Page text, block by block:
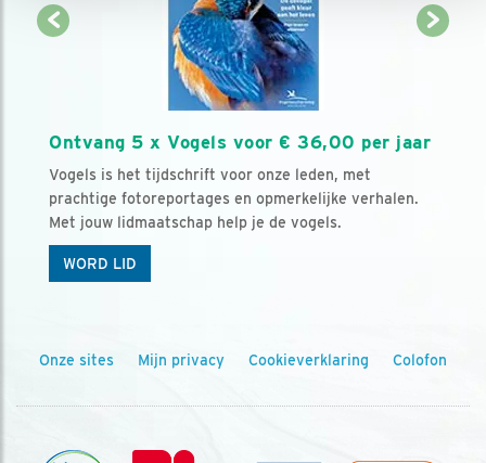
Ontvang 5 x Vogels voor € 36,00 per jaar
Vogels is het tijdschrift voor onze leden, met
prachtige fotoreportages en opmerkelijke verhalen.
Met jouw lidmaatschap help je de vogels.
WORD LID
Onze sites Mijn privacy Cookieverklaring Colofon